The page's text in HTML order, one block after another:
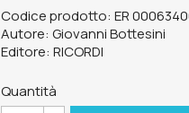
Codice prodotto: ER
Autore: Giovanni Bottesini
Editore: RICORDI
Quantità